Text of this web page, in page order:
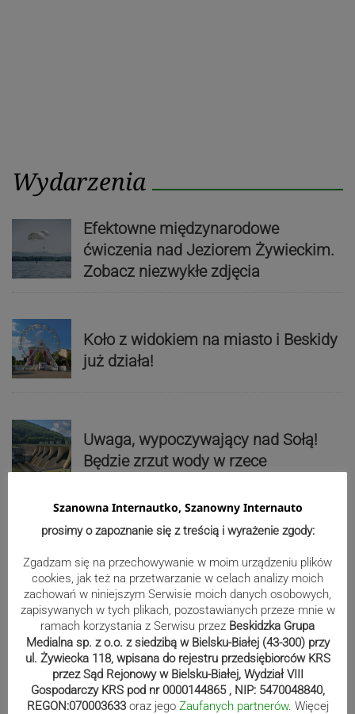
Wydarzenia
Efektowne międzynarodowe
ćwiczenia nad Jeziorem Żywieckim.
Zobacz niezwykłe zdjęcia
Koło z widokiem na miasto i Beskidy
już działa!
Uwaga, wypoczywający nad Sołą!
Będzie zrzut wody w rzece
Paweł Czycharowski przestał być
radnym Cieszyna
Blisko 60 tysięcy osób w Polsce
pobiera świadczenie Mama 4 plus.
Najwięcej w województwie śląskim
Szanowna Internautko, Szanowny Internauto
prosimy o zapoznanie się z treścią i wyrażenie zgody:
Zgadzam się na przechowywanie w moim urządzeniu plików
cookies, jak też na przetwarzanie w celach analizy moich
zachowań w niniejszym Serwisie moich danych osobowych,
zapisywanych w tych plikach, pozostawianych przeze mnie w
ramach korzystania z Serwisu przez Beskidzka Grupa
Medialna sp. z o.o. z siedzibą w Bielsku-Białej (43-300) przy
ul. Żywiecka 118, wpisana do rejestru przedsiębiorców KRS
przez Sąd Rejonowy w Bielsku-Białej, Wydział VIII
Gospodarczy KRS pod nr 0000144865 , NIP: 5470048840,
REGON:070003633 oraz jego Zaufanych partnerów. Więcej